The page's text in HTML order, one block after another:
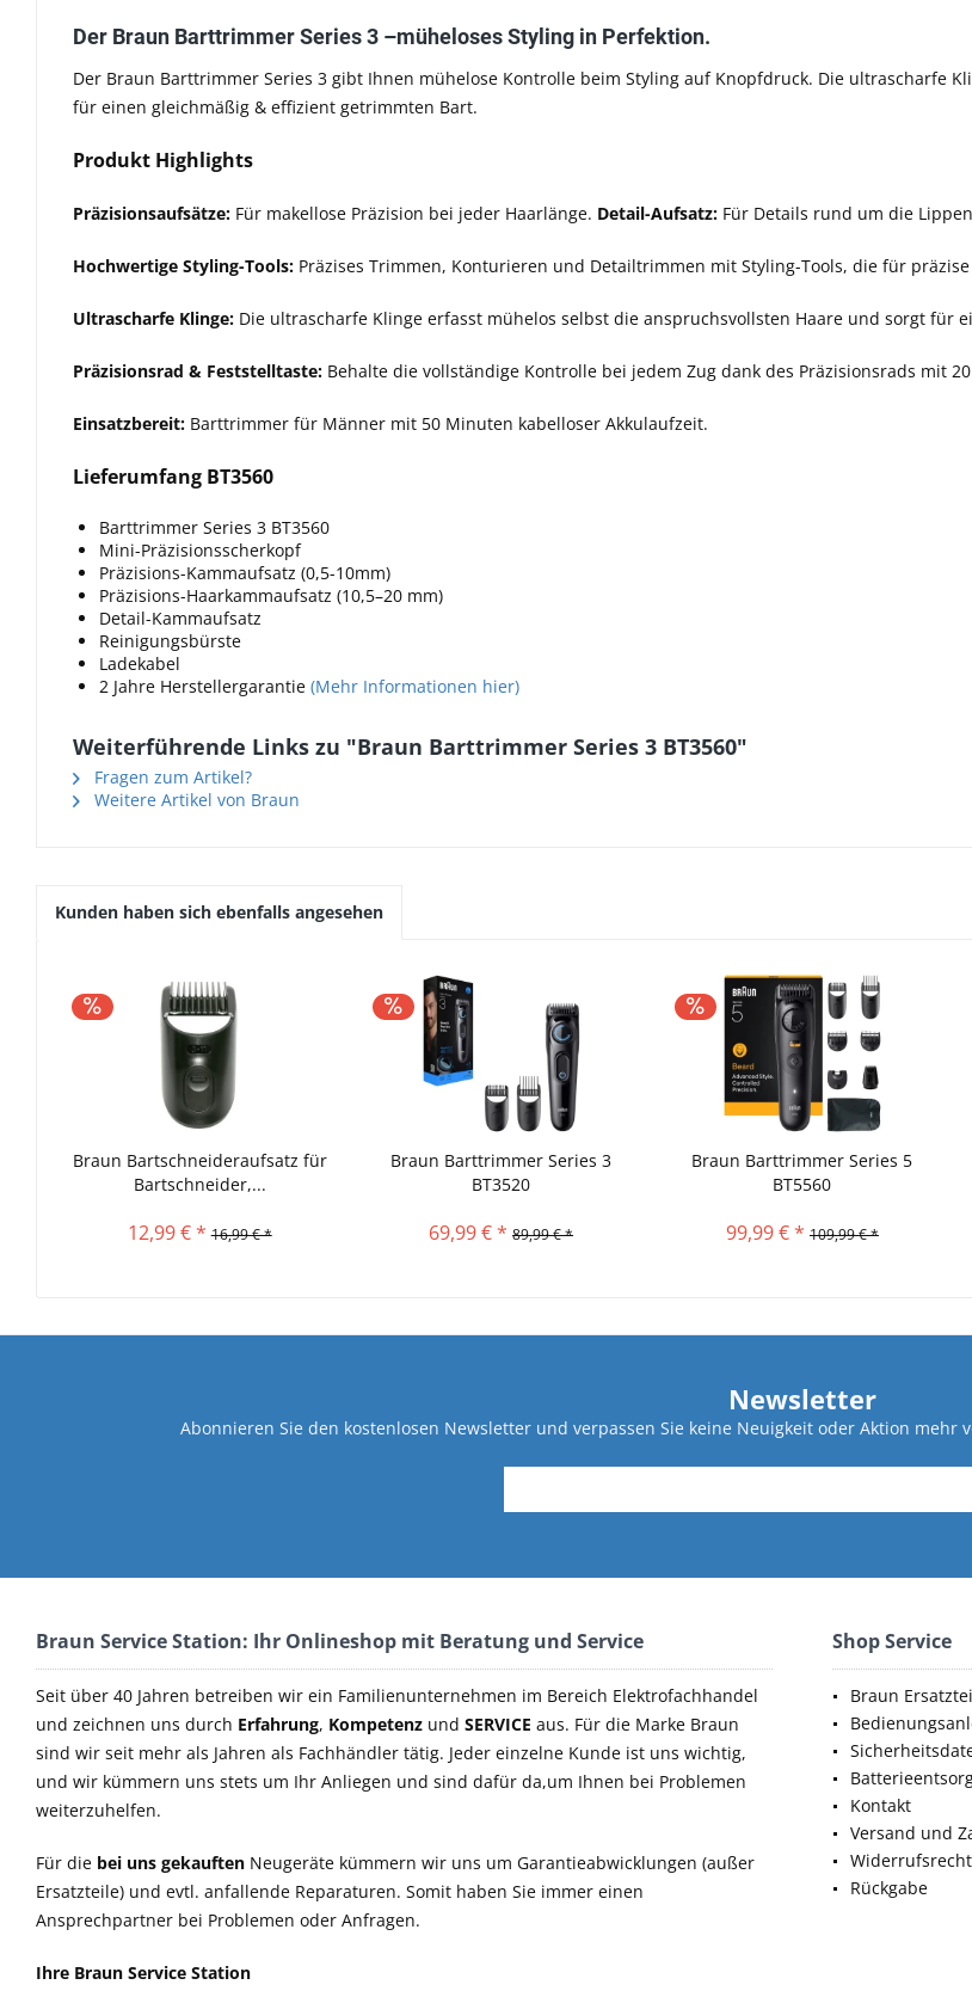
Der Braun Barttrimmer Series 3 –müheloses Styling in Perfektion.
Der Braun Barttrimmer Series 3 gibt Ihnen mühelose Kontrolle beim Styling auf Knopfdruck. Die ultrascharfe
für einen gleichmäßig & effizient getrimmten Bart.
Produkt Highlights
Präzisionsaufsätze: Für makellose Präzision bei jeder Haarlänge. Detail-Aufsatz: Für Details rund um die
Hochwertige Styling-Tools: Präzises Trimmen, Konturieren und Detailtrimmen mit Styling-Tools, die für
Ultrascharfe Klinge: Die ultrascharfe Klinge erfasst mühelos selbst die anspruchsvollsten Haare und sorgt für
Präzisionsrad & Feststelltaste: Behalte die vollständige Kontrolle bei jedem Zug dank des Präzisionsrads mit
Einsatzbereit: Barttrimmer für Männer mit 50 Minuten kabelloser Akkulaufzeit.
Lieferumfang BT3560
Barttrimmer Series 3 BT3560
Mini-Präzisionsscherkopf
Präzisions-Kammaufsatz (0,5-10mm)
Präzisions-Haarkammaufsatz (10,5–20 mm)
Detail-Kammaufsatz
Reinigungsbürste
Ladekabel
2 Jahre Herstellergarantie (Mehr Informationen hier)
Weiterführende Links zu "Braun Barttrimmer Series 3 BT3560"
Fragen zum Artikel?
Weitere Artikel von Braun
Kunden haben sich ebenfalls angesehen
Braun Bartschneideraufsatz für
Bartschneider,...
12,99 € * 16,99 € *
Braun Barttrimmer Series 3
BT3520
69,99 € * 89,99 € *
Braun Barttrimmer Series 5
BT5560
99,99 € * 109,99 € *
Newsletter
Abonnieren Sie den kostenlosen Newsletter und verpassen Sie keine Neuigkeit oder Aktion
Braun Service Station: Ihr Onlineshop mit Beratung und Service
Seit über 40 Jahren betreiben wir ein Familienunternehmen im Bereich Elektrofachhandel
und zeichnen uns durch Erfahrung, Kompetenz und SERVICE aus. Für die Marke Braun
sind wir seit mehr als Jahren als Fachhändler tätig. Jeder einzelne Kunde ist uns wichtig,
und wir kümmern uns stets um Ihr Anliegen und sind dafür da,um Ihnen bei Problemen
weiterzuhelfen.
Für die bei uns gekauften Neugeräte kümmern wir uns um Garantieabwicklungen (außer
Ersatzteile) und evtl. anfallende Reparaturen. Somit haben Sie immer einen
Ansprechpartner bei Problemen oder Anfragen.
Ihre Braun Service Station
Shop Service
Braun
Kontakt
Versand und
Widerrufsrecht
Rückgabe